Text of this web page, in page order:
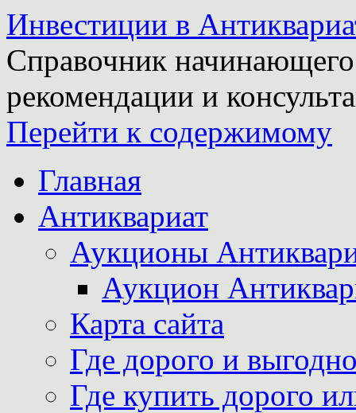
Инвестиции в
Справочник
рекомендации и
Перейти к содержимому
Главная
Антиквариат
Аукционы
Аукцион
Карта сайта
Где дорого и
Где купить дорого